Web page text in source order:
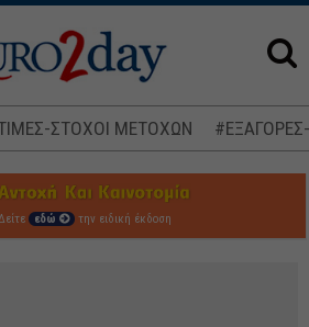
ΣΤΟΧΟΙ ΜΕΤΟΧΩΝ
εδώ την ειδική έκδοση